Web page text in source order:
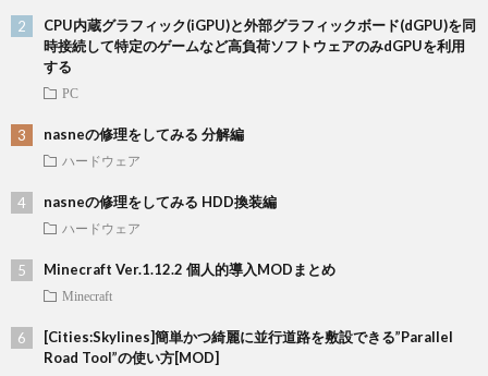
CPU内蔵グラフィック(iGPU)と外部グラフィックボード(dGPU)を同
時接続して特定のゲームなど高負荷ソフトウェアのみdGPUを利用
する
PC
nasneの修理をしてみる 分解編
ハードウェア
nasneの修理をしてみる HDD換装編
ハードウェア
Minecraft Ver.1.12.2 個人的導入MODまとめ
Minecraft
[Cities:Skylines]簡単かつ綺麗に並行道路を敷設できる”Parallel
Road Tool”の使い方[MOD]